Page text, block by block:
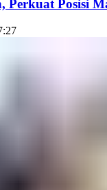
Perkuat Posisi